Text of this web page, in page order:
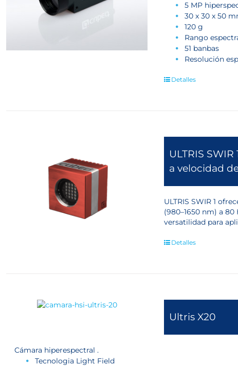
5 MP
30 x 30 x 50
120 g
Rango
51 banbas
Resolución
Detalles
ULTRIS
a velocidad
ULTRIS SWIR 1
(980–1650 nm) a
versatilidad para
Detalles
Ultris X20
Cámara hiperespectral .
Tecnologia Light Field